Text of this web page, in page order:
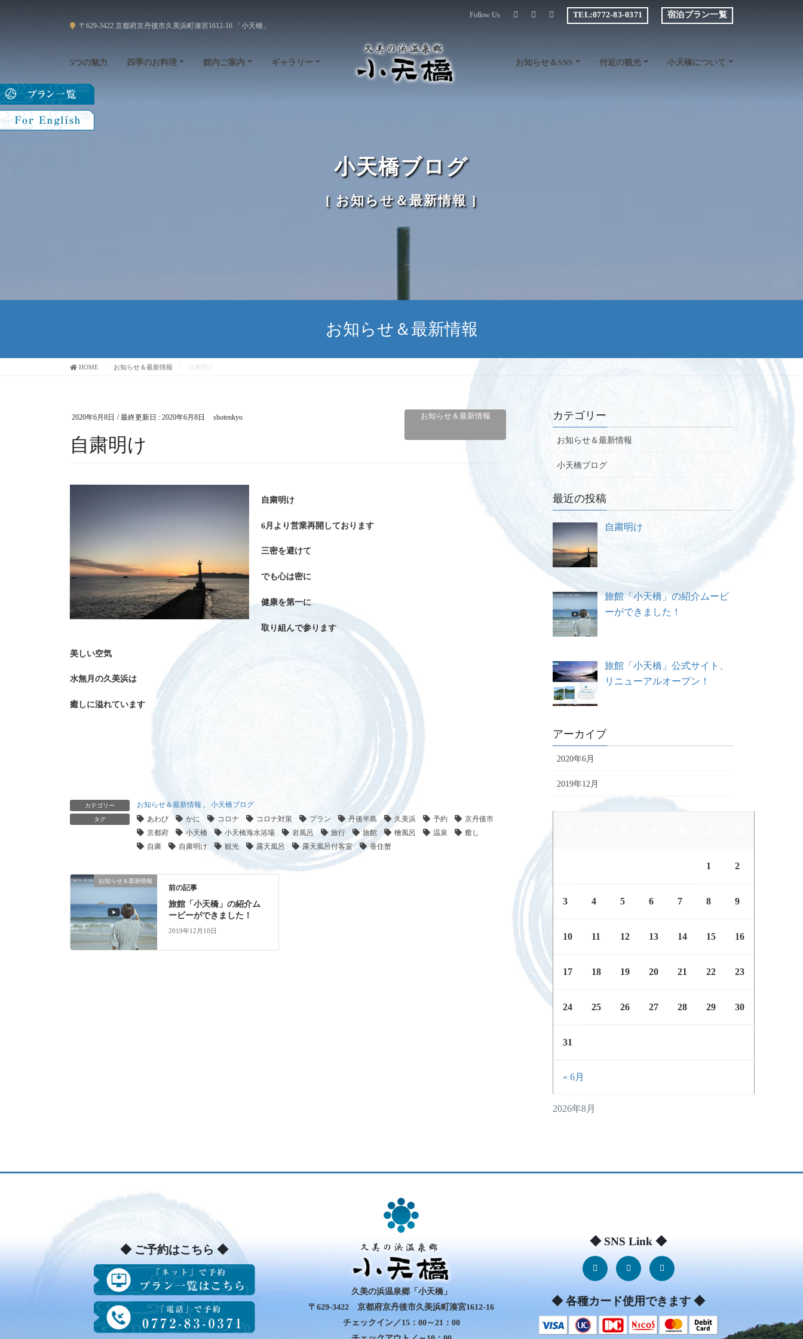
〒629-3422 京都府京丹後市久美浜町湊宮1612-16 「小天橋」
Follow Us TEL:0772-83-0371 宿泊プラン一覧
5つの魅力 四季のお料理 館内ご案内 ギャラリー お知らせ＆SNS 付近の観光 小天橋について
小天橋ブログ
[ お知らせ＆最新情報 ]
お知らせ＆最新情報
HOME お知らせ＆最新情報
2020年6月8日 / 最終更新日 : 2020年6月8日 shotenkyo お知らせ＆最新情報
自粛明け
自粛明け
6月より営業再開しております
三密を避けて
でも心は密に
健康を第一に
取り組んで参ります
美しい空気
水無月の久美浜は
癒しに溢れています
カテゴリー お知らせ＆最新情報 小天橋ブログ
タグ あわび かに コロナ コロナ対策 プラン 丹後半島 久美浜 予約
京丹後市
京都府
小天橋 小天橋海水浴場 岩風呂 旅行 旅館 檜風呂 温泉
癒し
自粛
自粛明け 観光 露天風呂 露天風呂付客室 香住蟹
お知らせ＆最新情報
前の記事
旅館「小天橋」の紹介ム
ービーができました！
2019年12月10日
カテゴリー
お知らせ＆最新情報
小天橋ブログ
最近の投稿
自粛明け
旅館「小天橋」の紹介ムービ
ーができました！
旅館「小天橋」公式サイト、
リニューアルオープン！
アーカイブ
2020年6月
2019年12月
2026年8月
« 6月
1 2
3 4 5 6 7 8 9
10 11 12 13 14 15 16
17 18 19 20 21 22 23
24 25 26 27 28 29 30
31
◆ ご予約はこちら ◆
久美の浜温泉郷「小天橋」
〒629-3422 京都府京丹後市久美浜町湊宮1612-16
チェックイン／15：00～21：00
◆ SNS Link ◆
◆ 各種カード使用できます ◆